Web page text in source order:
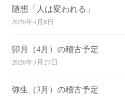
随想「人は変われる」
2026年4月8日
卯月（4月）の稽古予定
2026年3月27日
弥生（3月）の稽古予定